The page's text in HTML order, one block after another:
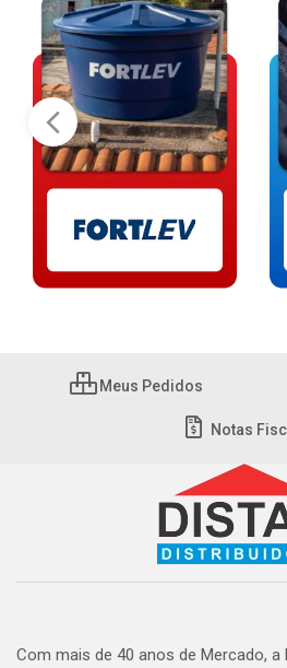
Meus Pedidos
Notas
Com mais de 40 anos de Mercado,